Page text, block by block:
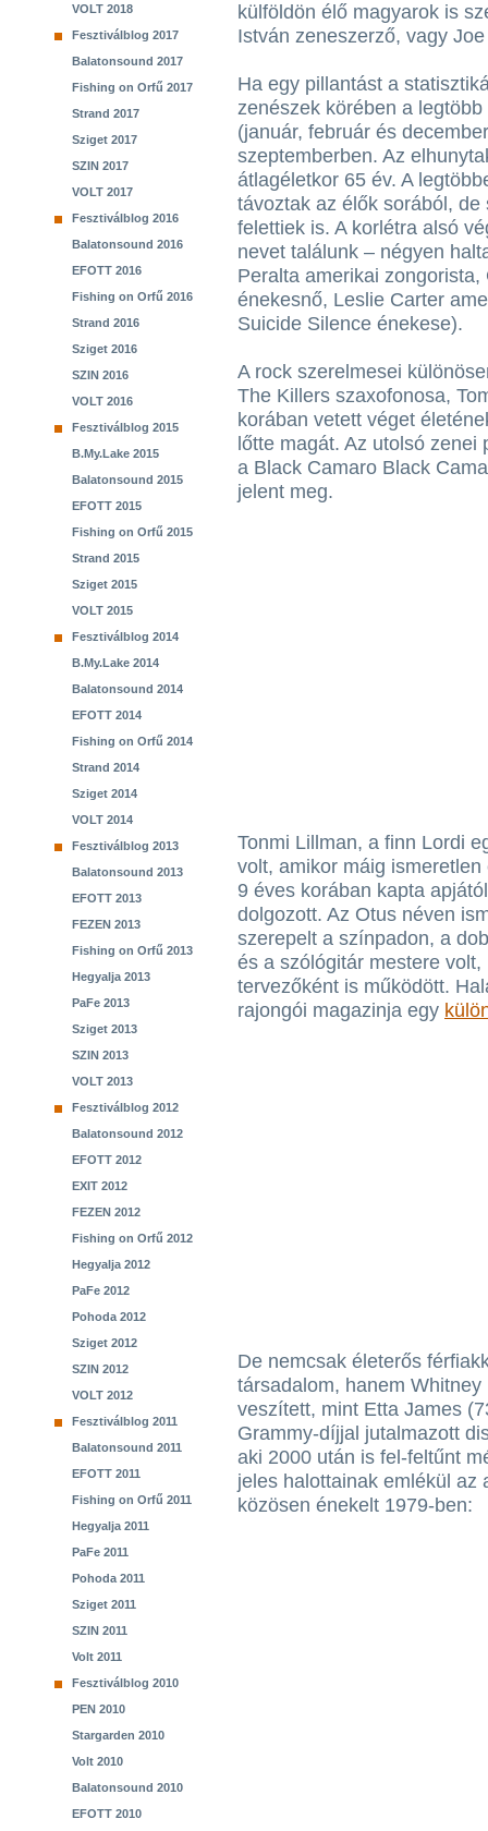
VOLT 2018
Fesztiválblog 2017
Balatonsound 2017
Fishing on Orfű 2017
Strand 2017
Sziget 2017
SZIN 2017
VOLT 2017
Fesztiválblog 2016
Balatonsound 2016
EFOTT 2016
Fishing on Orfű 2016
Strand 2016
Sziget 2016
SZIN 2016
VOLT 2016
Fesztiválblog 2015
B.My.Lake 2015
Balatonsound 2015
EFOTT 2015
Fishing on Orfű 2015
Strand 2015
Sziget 2015
VOLT 2015
Fesztiválblog 2014
B.My.Lake 2014
Balatonsound 2014
EFOTT 2014
Fishing on Orfű 2014
Strand 2014
Sziget 2014
VOLT 2014
Fesztiválblog 2013
Balatonsound 2013
EFOTT 2013
FEZEN 2013
Fishing on Orfű 2013
Hegyalja 2013
PaFe 2013
Sziget 2013
SZIN 2013
VOLT 2013
Fesztiválblog 2012
Balatonsound 2012
EFOTT 2012
EXIT 2012
FEZEN 2012
Fishing on Orfű 2012
Hegyalja 2012
PaFe 2012
Pohoda 2012
Sziget 2012
SZIN 2012
VOLT 2012
Fesztiválblog 2011
Balatonsound 2011
EFOTT 2011
Fishing on Orfű 2011
Hegyalja 2011
PaFe 2011
Pohoda 2011
Sziget 2011
SZIN 2011
Volt 2011
Fesztiválblog 2010
PEN 2010
Stargarden 2010
Volt 2010
Balatonsound 2010
EFOTT 2010
külföldön élő magyarok is
István zeneszerző, vagy
Ha egy pillantást a
zenészek körében a
(január, február és
szeptemberben. Az
átlagéletkor 65 év. A
távoztak az élők sorából,
felettiek is. A korlétra alsó
nevet találunk – négyen
Peralta amerikai
énekesnő, Leslie Carter
Suicide Silence énekese).
A rock szerelmesei
The Killers szaxofonosa,
korában vetett véget
lőtte magát. Az utolsó
a Black Camaro Black
jelent meg.
Tonmi Lillman, a finn Lordi
volt, amikor máig
9 éves korában kapta
dolgozott. Az Otus néven
szerepelt a színpadon, a
és a szólógitár mestere
tervezőként is működött.
rajongói magazinja egy
De nemcsak életerős
társadalom, hanem
veszített, mint Etta James
Grammy-díjjal jutalmazott
aki 2000 után is fel-feltűnt
jeles halottainak emlékül az
közösen énekelt 1979-ben: